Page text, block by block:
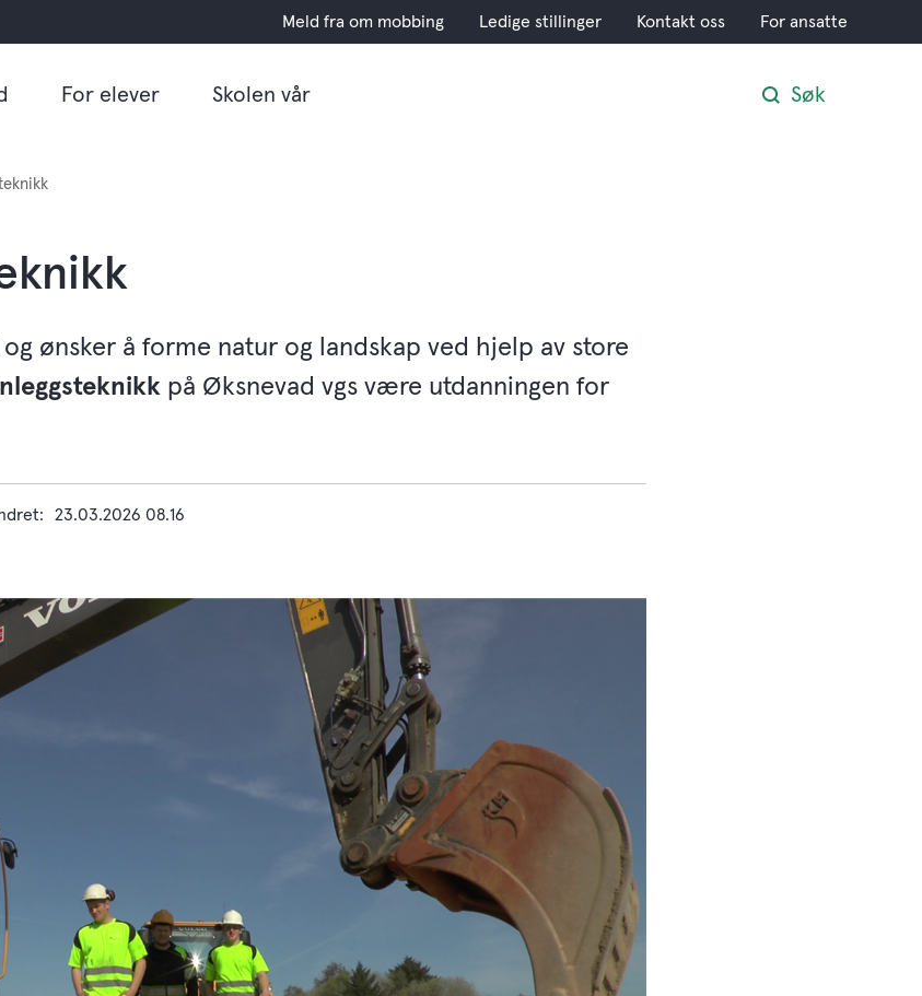
Meld fra om mobbing Ledige stillinger Kontakt oss For ansatte
For elever Skolen vår Søk
ønsker å forme natur og landskap ved hjelp av store
på Øksnevad vgs være utdanningen for
23.03.2026 08.16